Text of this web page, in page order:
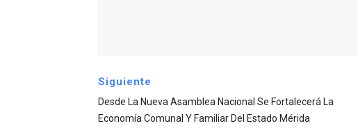
Siguiente
Desde La Nueva Asamblea Nacional Se Fortalecerá La
Economía Comunal Y Familiar Del Estado Mérida